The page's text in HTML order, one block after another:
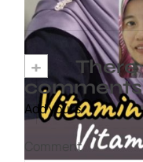
+
There
comments
Add yours
Comment